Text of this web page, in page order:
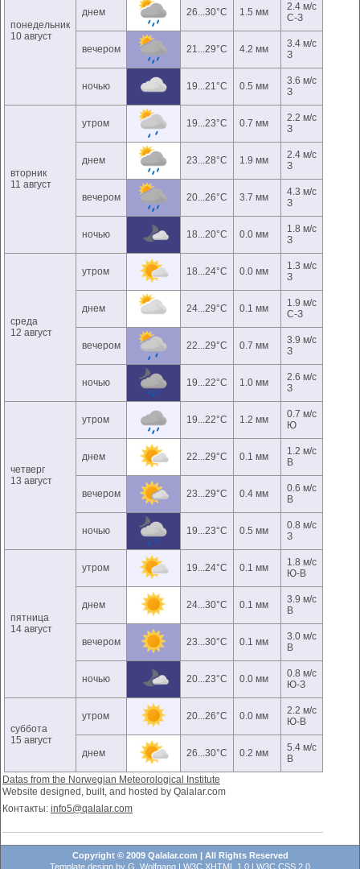
понедельник
10 август
днем 26...30°C 1.5 мм
2.4 м/с
С-З
вечером 21...29°C 4.2 мм
3.4 м/с
З
ночью 19...21°C 0.5 мм
3.6 м/с
З
вторник
11 август
утром 19...23°C 0.7 мм
2.2 м/с
З
днем 23...28°C 1.9 мм
2.4 м/с
З
вечером 20...26°C 3.7 мм
4.3 м/с
З
ночью 18...20°C 0.0 мм
1.8 м/с
З
среда
12 август
утром 18...24°C 0.0 мм
1.3 м/с
З
днем 24...29°C 0.1 мм
1.9 м/с
С-З
вечером 22...29°C 0.7 мм
3.9 м/с
З
ночью 19...22°C 1.0 мм
2.6 м/с
З
четверг
13 август
утром 19...22°C 1.2 мм
0.7 м/с
Ю
днем 22...29°C 0.1 мм
1.2 м/с
В
вечером 23...29°C 0.4 мм
0.6 м/с
В
ночью 19...23°C 0.5 мм
0.8 м/с
З
пятница
14 август
утром 19...24°C 0.1 мм
1.8 м/с
Ю-В
днем 24...30°C 0.1 мм
3.9 м/с
В
вечером 23...30°C 0.1 мм
3.0 м/с
В
ночью 20...23°C 0.0 мм
0.8 м/с
Ю-З
суббота
15 август
утром 20...26°C 0.0 мм
2.2 м/с
Ю-В
днем 26...30°C 0.2 мм
5.4 м/с
В
Datas from the Norwegian Meteorological Institute
Website designed, built, and hosted by Qalalar.com
Контакты: info5@qalalar.com
Copyright © 2009 Qalalar.com | All Rights Reserved
Template design by G. Wolfgang | W3C XHTML 1.0 | W3C CSS 2.0